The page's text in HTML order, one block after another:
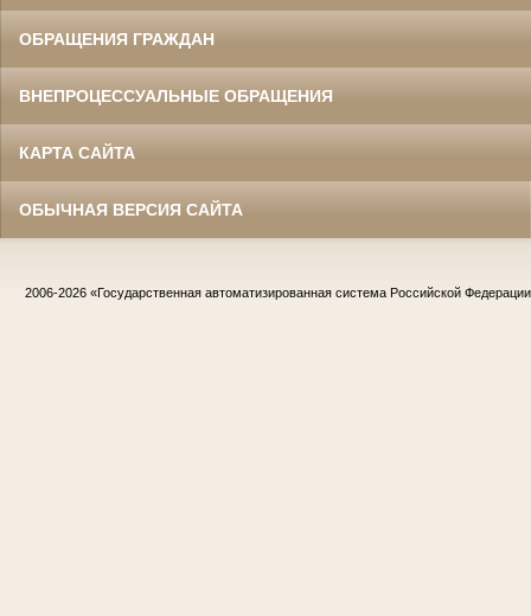
ОБРАЩЕНИЯ ГРАЖДАН
ВНЕПРОЦЕССУАЛЬНЫЕ ОБРАЩЕНИЯ
КАРТА САЙТА
ОБЫЧНАЯ ВЕРСИЯ САЙТА
2006-2026 «Государственная автоматизированная система Российской